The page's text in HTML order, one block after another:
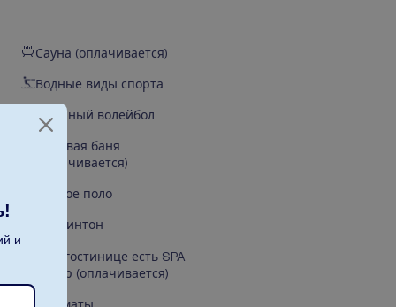
Сауна (оплачивается)
Водные виды спорта
Пляжный волейбол
Паровая баня
(оплачивается)
Водное поло
Бадминтон
В гостинице есть SPA
центр (оплачивается)
и